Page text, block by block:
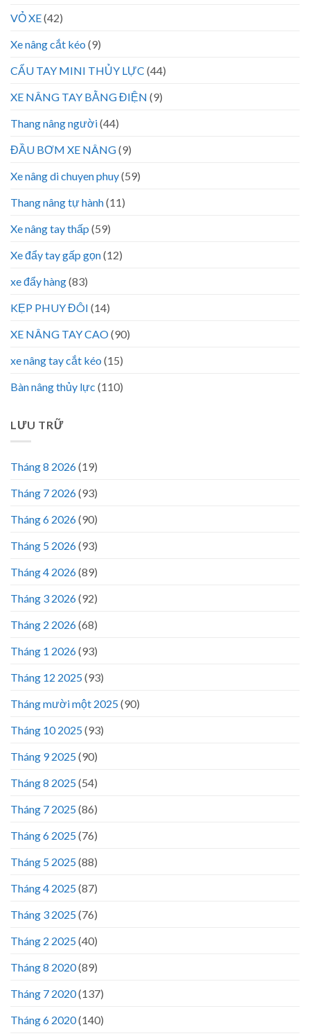
VỎ XE(42)
Xe nâng cắt kéo (9)
CẨU TAY MINI THỦY LỰC (44)
XE NÂNG TAY BẰNG ĐIỆN (9)
Thang nâng người(44)
ĐẦU BƠM XE NÂNG(9)
Xe nâng di chuyen phuy(59)
Thang nâng tự hành(11)
Xe nâng tay thấp (59)
Xe đẩy tay gấp gọn(12)
xe đẩy hàng(83)
KẸP PHUY ĐÔI (14)
XE NÂNG TAY CAO(90)
xe nâng tay cắt kéo (15)
Bàn nâng thủy lực (110)
LƯU TRỮ
Tháng 8 2026(19)
Tháng 7 2026(93)
Tháng 6 2026(90)
Tháng 5 2026(93)
Tháng 4 2026(89)
Tháng 3 2026(92)
Tháng 2 2026(68)
Tháng 1 2026(93)
Tháng 12 2025(93)
Tháng mười một 2025(90)
Tháng 10 2025(93)
Tháng 9 2025(90)
Tháng 8 2025(54)
Tháng 7 2025(86)
Tháng 6 2025(76)
Tháng 5 2025(88)
Tháng 4 2025(87)
Tháng 3 2025(76)
Tháng 2 2025(40)
Tháng 8 2020(89)
Tháng 7 2020(137)
Tháng 6 2020(140)